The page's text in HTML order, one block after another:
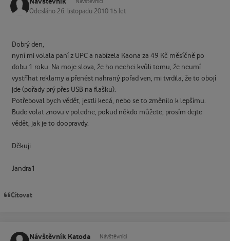
Návštěvníci
Odesláno 26. listopadu 2010 15 let
Dobrý den,
nyní mi volala paní z UPC a nabízela Kaona za 49 Kč měsíčně po
dobu 1 roku. Na moje slova, že ho nechci kvůli tomu, že neumí
vystříhat reklamy a přenést nahraný pořad ven, mi tvrdila, že to obojí
jde (pořady prý přes USB na flašku).
Potřeboval bych vědět, jestli kecá, nebo se to změnilo k lepšímu.
Bude volat znovu v poledne, pokud někdo můžete, prosím dejte
vědět, jak je to doopravdy.
Děkuji
Jandra1
Citovat
Návštěvník Katoda Návštěvníci